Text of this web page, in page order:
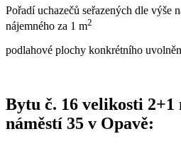
Pořadí uchazečů seřazených dle výše
nájemného za 1 m2
podlahové plochy konkrétního
Bytu č. 16 velikosti 2+1
náměstí 35 v Opavě: